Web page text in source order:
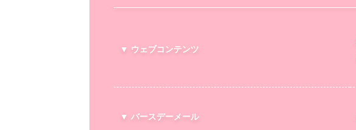
▼ ウェブコンテンツ
▼ バースデーメール